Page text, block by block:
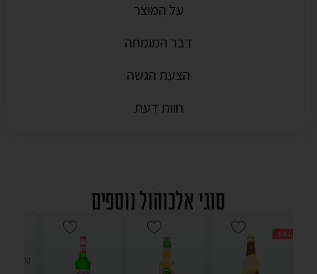
על המוצר
דבר המומחה
הצעת הגשה
חוות דעת
סוגי אלכוהול נוספים
SALE